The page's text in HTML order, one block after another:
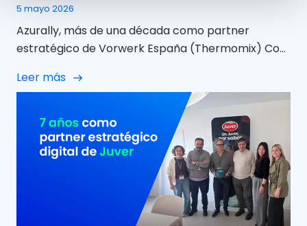
5 mayo 2026
Azurally, más de una década como partner
estratégico de Vorwerk España (Thermomix) Con
de evaluarse en función de campañas o proyectos
concretos y pasan a definirse por elementos
mucho más sólidos: la confianza mutua, la
continuidad y la capacidad de crecer de forma
conjunta. En Azurally concebimos el […]
Leer más